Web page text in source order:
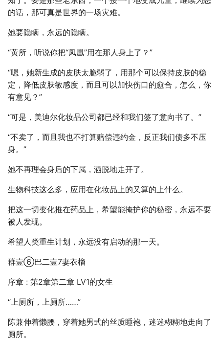
的话，那可真是世界的一场灾难。
她要隐瞒，永远的隐瞒。
“黄所，听说你把“凤凰”用在那人身上了？”
“嗯，她新生成的皮肤太脆弱了，用那个可以保持皮肤的稳
定，降低皮肤敏感度，而且可以加快伤口的愈合，怎么，你
有意见？”
“可是，美迪尔化妆品公司都已经和我们签了意向书了。”
“不卖了，而且我也不打算赔偿违约金，反正我们债多不压
身。”
她不再理会身后的下属，洒脱地走开了。
生物科技这么多，应用在化妆品上的又算的上什么。
把这一切变化推在药品上，希望能掩护你的秘密，永远不要
被人发现。
希望人类重生计划，永远没有启动的那一天。
群壹⑥巴二壹7妻衣榴
序章 : 第2章第二章 LV1的女生
“上厕所，上厕所……”
陈兼伸着懒腰，穿着她男式的丝质睡袍，迷迷糊糊地走向了
厕所。